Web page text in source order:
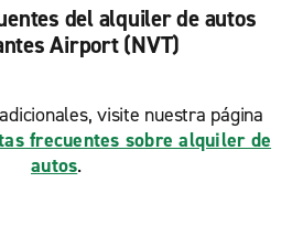
del alquiler de autos
Airport (NVT)
visite nuestra página
frecuentes sobre alquiler de
autos.